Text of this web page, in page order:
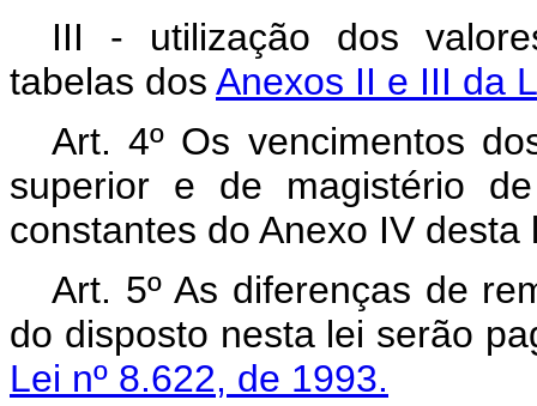
III - utilização dos
tabelas dos Anexos II e III da
Art. 4º Os vencimentos
superior e de magistério
constantes do Anexo IV desta
Art. 5º As diferenças de
do disposto nesta lei serão
Lei nº 8.622, de 1993.